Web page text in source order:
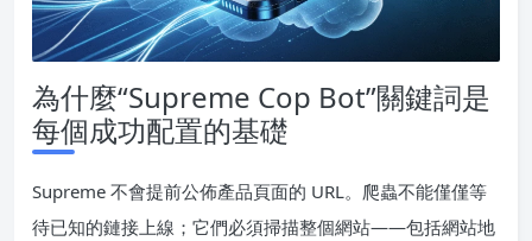
為什麼“Supreme Cop Bot”關鍵詞是
每個成功配置的基礎
Supreme 不會提前公佈產品頁面的 URL。爬蟲不能僅僅等
待已知的鏈接上線；它們必須掃描整個網站——包括網站地